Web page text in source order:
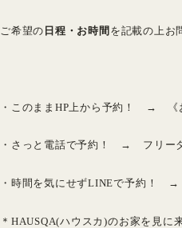
ご希望の 日程・お時 間 を記載の上お
・このままHP上から予約！ → 《
・さっと電話で予約！ → フリーダ
・時間を気にせずLINEで予約！
＊HAUSQA(ハウスカ)のお家を見に